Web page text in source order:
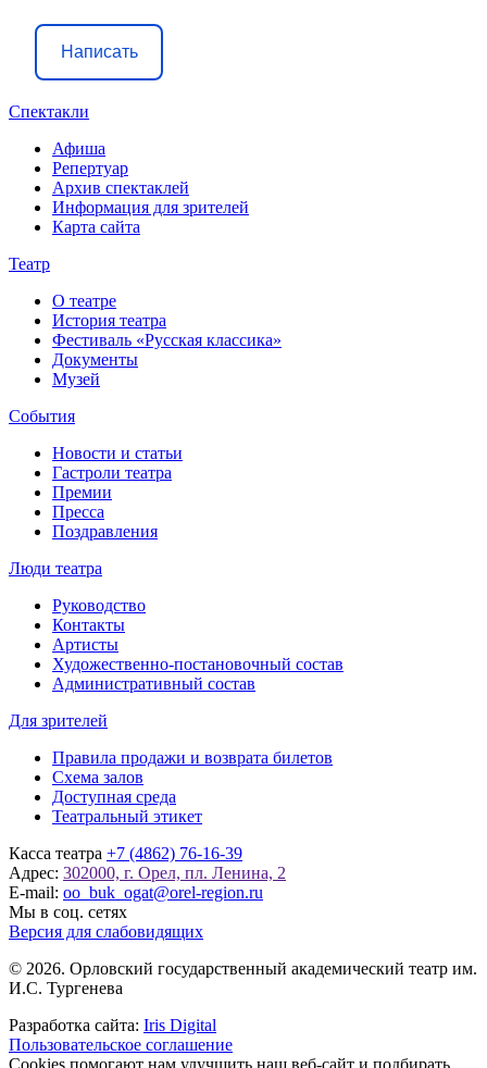
Написать
Спектакли
Афиша
Репертуар
Архив спектаклей
Информация для зрителей
Карта сайта
Театр
О театре
История театра
Фестиваль «Русская классика»
Документы
Музей
События
Новости и статьи
Гастроли театра
Премии
Пресса
Поздравления
Люди театра
Руководство
Контакты
Артисты
Художественно-постановочный состав
Административный состав
Для зрителей
Правила продажи и возврата билетов
Схема залов
Доступная среда
Театральный этикет
Касса театра +7 (4862) 76-16-39
Адрес: 302000, г. Орел, пл. Ленина, 2
E-mail: oo_buk_ogat@orel-region.ru
Мы в соц. сетях
Версия для слабовидящих
© 2026. Орловский государственный академический театр им.
И.С. Тургенева
Разработка сайта: Iris Digital
Пользовательское соглашение
Cookies помогают нам улучшить наш веб-сайт и подбирать